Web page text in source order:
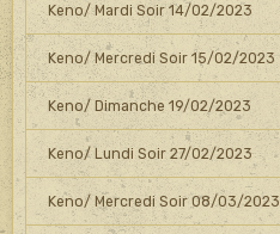
Keno/ Mardi Soir 14/02/2023
Keno/ Mercredi Soir 15/02/2023
Keno/ Dimanche 19/02/2023
Keno/ Lundi Soir 27/02/2023
Keno/ Mercredi Soir 08/03/2023